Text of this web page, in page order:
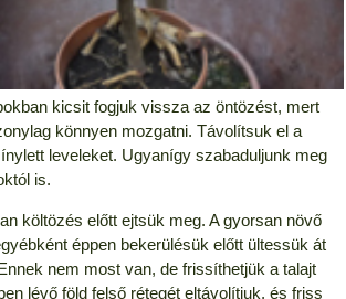
kicsit fogjuk vissza az öntözést, mert
könnyen mozgatni. Távolítsuk el a
leveleket. Ugyanígy szabaduljunk meg
is.
költözés előtt ejtsük meg. A gyorsan növő
éppen bekerülésük előtt ültessük át
nem most van, de frissíthetjük a talajt
lévő föld felső rétegét eltávolítjuk, és friss